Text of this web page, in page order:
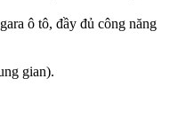
ô tô, đầy đủ công năng
gian).